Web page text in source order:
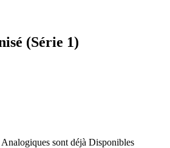
(Série 1)
sont déjà Disponibles